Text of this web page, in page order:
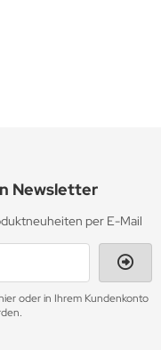
Newsletter
per E-Mail
oder in Ihrem Kundenkonto